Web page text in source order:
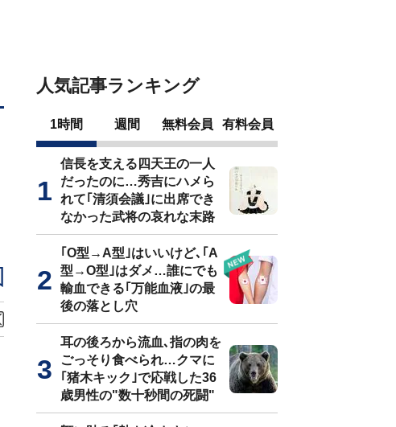
人気記事ランキング
1時間 週間 無料会員 有料会員
信長を支える四天王の一人
だったのに…秀吉にハメら
れて｢清須会議｣に出席でき
なかった武将の哀れな末路
｢O型→A型｣はいいけど､｢A
型→O型｣はダメ…誰にでも
輸血できる｢万能血液｣の最
後の落とし穴
耳の後ろから流血､指の肉を
ごっそり食べられ…クマに
｢猪木キック｣で応戦した36
歳男性の"数十秒間の死闘"